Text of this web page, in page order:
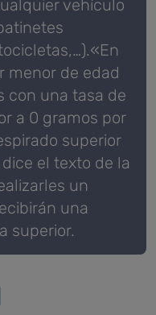
vehículo
menor de edad
con una tasa de
a 0 gramos por
superior
el texto de la
un
una
superior.